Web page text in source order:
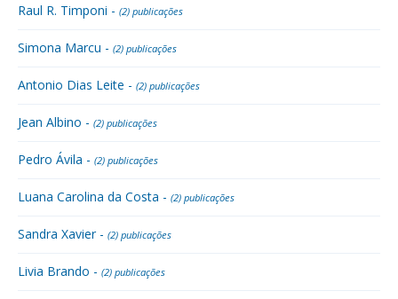
Raul R. Timponi - (2) publicações
Simona Marcu - (2) publicações
Antonio Dias Leite - (2) publicações
Jean Albino - (2) publicações
Pedro Ávila - (2) publicações
Luana Carolina da Costa - (2) publicações
Sandra Xavier - (2) publicações
Livia Brando - (2) publicações